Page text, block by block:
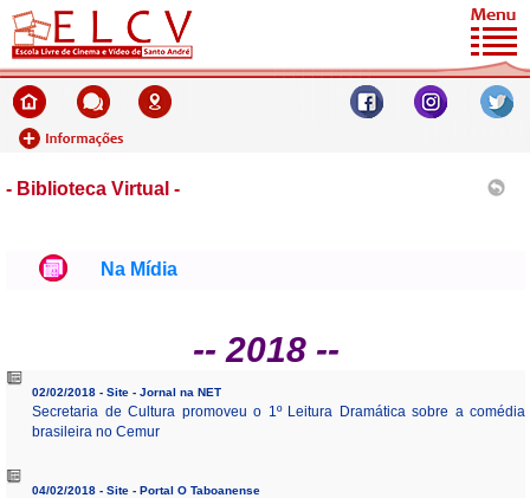
- Biblioteca Virtual -
Na Mídia
-- 2018 --
02/02/2018 - Site - Jornal na NET
Secretaria de Cultura promoveu o 1º Leitura Dramática sobre a comédia
brasileira no Cemur
04/02/2018 - Site - Portal O Taboanense